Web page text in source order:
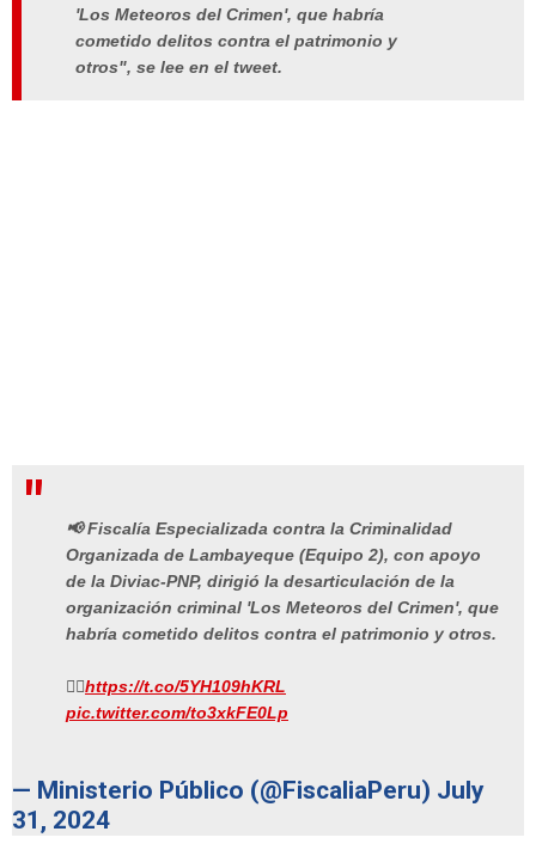
'Los Meteoros del Crimen', que habría
cometido delitos contra el patrimonio y
otros", se lee en el tweet.
📢 Fiscalía Especializada contra la Criminalidad
Organizada de Lambayeque (Equipo 2), con apoyo
de la Diviac-PNP, dirigió la desarticulación de la
organización criminal 'Los Meteoros del Crimen', que
habría cometido delitos contra el patrimonio y otros.
👉🏼https://t.co/5YH109hKRL
pic.twitter.com/to3xkFE0Lp
— Ministerio Público (@FiscaliaPeru) July
31, 2024